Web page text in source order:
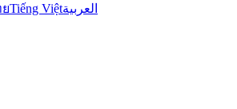
Tiếng Việtالعربية